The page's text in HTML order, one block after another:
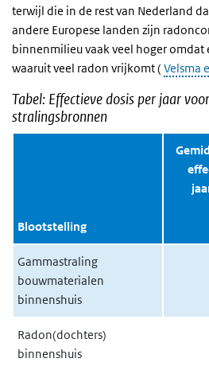
terwijl die in de rest van Nederland
andere Europese landen zijn
binnenmilieu vaak veel hoger omdat
waaruit veel radon vrijkomt ( Velsma
Tabel: Effectieve dosis per jaar
stralingsbronnen
Blootstelling
Gammastraling
bouwmaterialen
binnenshuis
Radon(dochters)
binnenshuis